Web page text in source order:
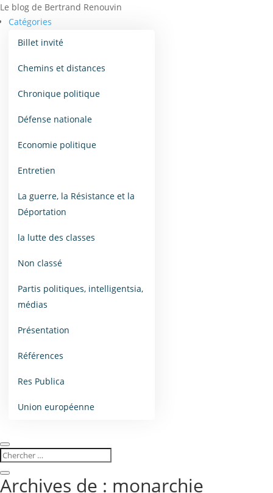
Le blog de Bertrand Renouvin
Catégories
Billet invité
Chemins et distances
Chronique politique
Défense nationale
Economie politique
Entretien
La guerre, la Résistance et la
Déportation
la lutte des classes
Non classé
Partis politiques, intelligentsia,
médias
Présentation
Références
Res Publica
Union européenne
Archives de : monarchie